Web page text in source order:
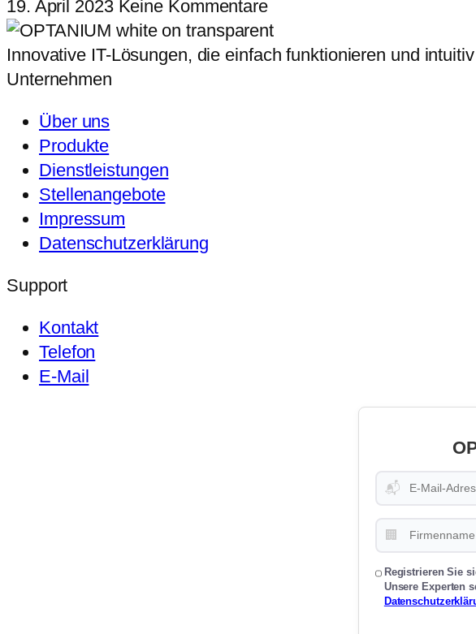
19. April 2023 Keine Kommentare
Innovative IT-Lösungen, die einfach funktionieren und
Unternehmen
Über uns
Produkte
Dienstleistungen
Stellenangebote
Impressum
Datenschutzerklärung
Support
Kontakt
Telefon
E-Mail
📬
🏢
Registrieren Sie
Unsere Experten